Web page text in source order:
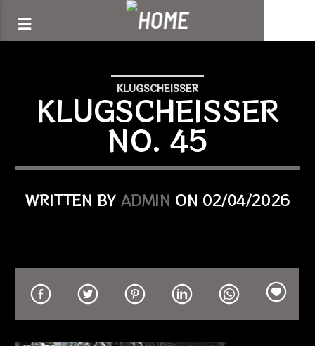
KLUGSCHEISSER
KLUGSCHEISSER
NO. 45
WRITTEN BY ADMIN ON 02/04/2026